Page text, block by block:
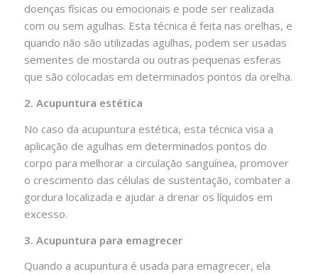
doenças físicas ou emocionais e pode ser realizada
com ou sem agulhas. Esta técnica é feita nas orelhas, e
quando não são utilizadas agulhas, podem ser usadas
sementes de mostarda ou outras pequenas esferas
que são colocadas em determinados pontos da orelha.
2. Acupuntura estética
No caso da acupuntura estética, esta técnica visa a
aplicação de agulhas em determinados pontos do
corpo para melhorar a circulação sanguínea, promover
o crescimento das células de sustentação, combater a
gordura localizada e ajudar a drenar os líquidos em
excesso.
3. Acupuntura para emagrecer
Quando a acupuntura é usada para emagrecer, ela